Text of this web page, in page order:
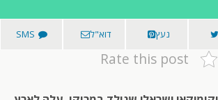
נעץ דוא"ל SMS
Rate this post